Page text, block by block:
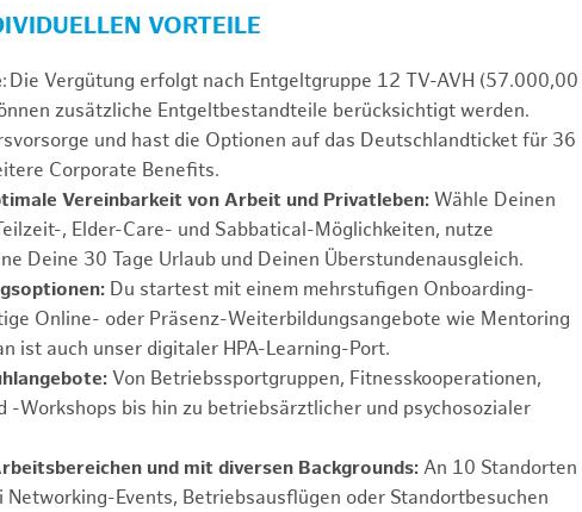
VORTEILE
: Die Vergütung erfolgt nach Entgeltgruppe 12 TV-AVH (57.000,00
zusätzliche Entgeltbestandteile berücksichtigt werden.
und hast die Optionen auf das Deutschlandticket für 36
Corporate Benefits.
Vereinbarkeit von Arbeit und Privatleben: Wähle Deinen
, Elder-Care- und Sabbatical-Möglichkeiten, nutze
Deine 30 Tage Urlaub und Deinen Überstundenausgleich.
Du startest mit einem mehrstufigen Onboarding-
Online- oder Präsenz-Weiterbildungsangebote wie Mentoring
ist auch unser digitaler HPA-Learning-Port.
Von Betriebssportgruppen, Fitnesskooperationen,
-Workshops bis hin zu betriebsärztlicher und psychosozialer
und mit diversen Backgrounds: An 10 Standorten
Events, Betriebsausflügen oder Standortbesuchen